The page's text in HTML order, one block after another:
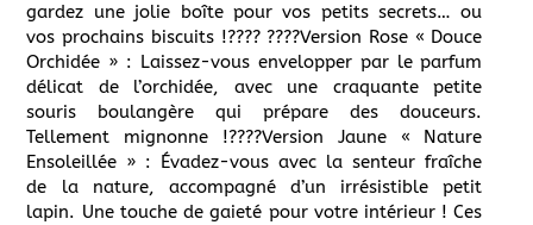
gardez une jolie boîte pour vos petits secrets… ou
vos prochains biscuits !???? ????Version Rose « Douce
Orchidée » : Laissez-vous envelopper par le parfum
délicat de l’orchidée, avec une craquante petite
souris boulangère qui prépare des douceurs.
Tellement mignonne !????Version Jaune « Nature
Ensoleillée » : Évadez-vous avec la senteur fraîche
de la nature, accompagné d’un irrésistible petit
lapin. Une touche de gaieté pour votre intérieur ! Ces